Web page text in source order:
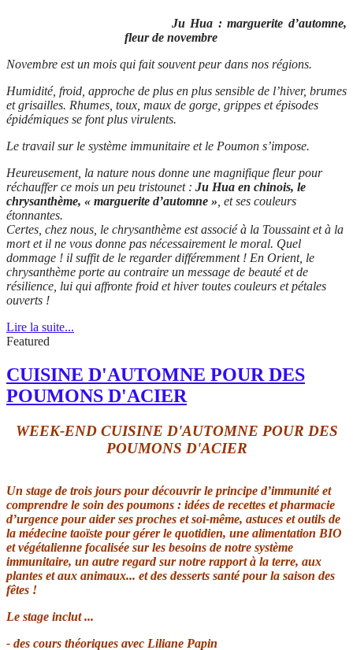
Ju Hua : marguerite d’automne,
fleur de novembre
Novembre est un mois qui fait souvent peur dans nos régions.
Humidité, froid, approche de plus en plus sensible de l’hiver, brumes
et grisailles. Rhumes, toux, maux de gorge, grippes et épisodes
épidémiques se font plus virulents.
Le travail sur le système immunitaire et le Poumon s’impose.
Heureusement, la nature nous donne une magnifique fleur pour
réchauffer ce mois un peu tristounet : Ju Hua en chinois, le
chrysanthème, « marguerite d’automne » , et ses couleurs
étonnantes.
Certes, chez nous, le chrysanthème est associé à la Toussaint et à la
mort et il ne vous donne pas nécessairement le moral. Quel
dommage ! il suffit de le regarder différemment ! En Orient, le
chrysanthème porte au contraire un message de beauté et de
résilience, lui qui affronte froid et hiver toutes couleurs et pétales
ouverts !
Lire la suite...
Featured
CUISINE D'AUTOMNE POUR DES
POUMONS D'ACIER
WEEK-END CUISINE D'AUTOMNE POUR DES
POUMONS D'ACIER
Un stage de trois jours pour découvrir le principe d’immunité et
comprendre le soin des poumons : idées de recettes et pharmacie
d’urgence pour aider ses proches et soi-même, astuces et outils de
la médecine taoïste pour gérer le quotidien, une alimentation BIO
et végétalienne focalisée sur les besoins de notre système
immunitaire, un autre regard sur notre rapport à la terre, aux
plantes et aux animaux... et des desserts santé pour la saison des
fêtes !
Le stage inclut ...
- des cours théoriques avec Liliane Papin